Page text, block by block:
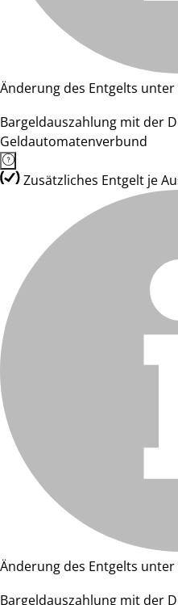
Änderung des Entgelts
Bargeldauszahlung mit der
Geldautomatenverbund
Zusätzliches Entgelt je
Änderung des Entgelts
Bargeldauszahlung mit der